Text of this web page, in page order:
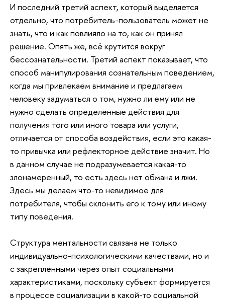
И последний третий аспект, который выделяется
отдельно, что потребитель-пользователь может не
знать, что и как повлияло на то, как он принял
решение. Опять же, всё крутится вокруг
бессознательности. Третий аспект показывает, что
способ манипулирования сознательным поведением,
когда мы привлекаем внимание и предлагаем
человеку задуматься о том, нужно ли ему или не
нужно сделать определённые действия для
получения того или иного товара или услуги,
отличается от способа воздействия, если это какая-
то привычка или рефлекторное действие значит. Но
в данном случае не подразумевается какая-то
злонамеренный, то есть здесь нет обмана и лжи.
Здесь мы делаем что-то невидимое для
потребителя, чтобы склонить его к тому или иному
типу поведения.
Структура ментальности связана не только
индивидуально-психологическими качествами, но и
с закреплёнными через опыт социальными
характеристиками, поскольку субъект формируется
в процессе социализации в какой-то социальной